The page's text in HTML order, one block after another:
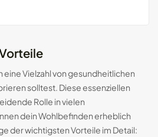
Vielzahl von gesundheitlichen
solltest. Diese essenziellen
Rolle in vielen
dein Wohlbefinden erheblich
der wichtigsten Vorteile im Detail: